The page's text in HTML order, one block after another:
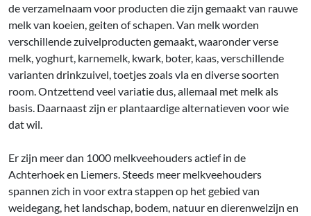
de verzamelnaam voor producten die zijn gemaakt van rauwe
melk van koeien, geiten of schapen. Van melk worden
verschillende zuivelproducten gemaakt, waaronder verse
melk, yoghurt, karnemelk, kwark, boter, kaas, verschillende
varianten drinkzuivel, toetjes zoals vla en diverse soorten
room. Ontzettend veel variatie dus, allemaal met melk als
basis. Daarnaast zijn er plantaardige alternatieven voor wie
dat wil.
Er zijn meer dan 1000 melkveehouders actief in de
Achterhoek en Liemers. Steeds meer melkveehouders
spannen zich in voor extra stappen op het gebied van
weidegang, het landschap, bodem, natuur en dierenwelzijn en